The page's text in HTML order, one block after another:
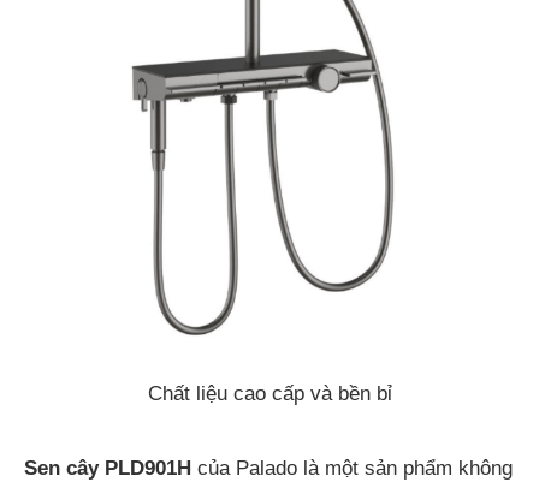
Chất liệu cao cấp và bền bỉ
Sen cây PLD901H của Palado là một sản phẩm không